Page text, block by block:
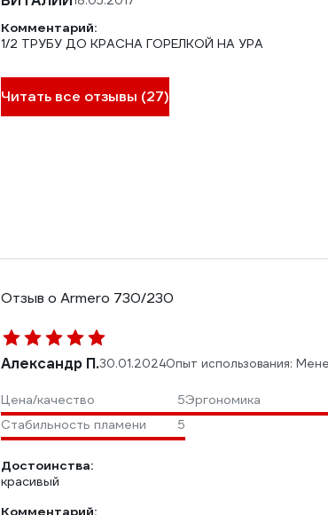
Комментарий:
1/2 ТРУБУ ДО КРАСНА ГОРЕЛКОЙ НА УРА
Читать все отзывы (27)
Отзыв о Armero 730/230
Александр П.30.01.2024Опыт использования:
Цена/качество 5Эргономика
Стабильность пламени
5
Достоинства:
красивый
Комментарий: